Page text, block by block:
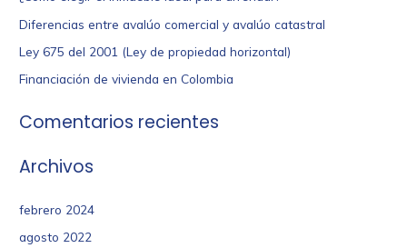
Diferencias entre avalúo comercial y avalúo catastral
Ley 675 del 2001 (Ley de propiedad horizontal)
Financiación de vivienda en Colombia
Comentarios recientes
Archivos
febrero 2024
agosto 2022